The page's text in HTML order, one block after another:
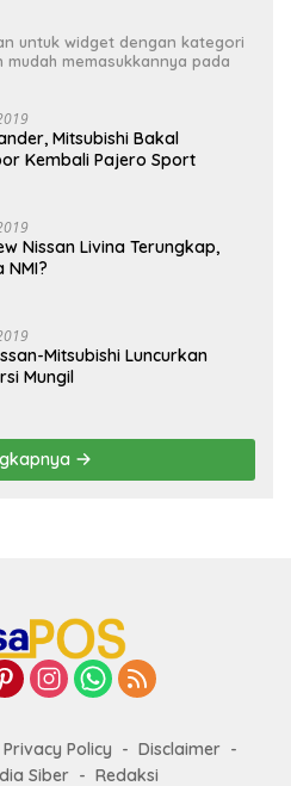
untuk widget dengan kategori
memasukkannya pada
Mitsubishi Bakal
Kembali Pajero Sport
Nissan Livina Terungkap,
NMI?
Mitsubishi Luncurkan
Mungil
Privacy Policy
Disclaimer
Siber
Redaksi